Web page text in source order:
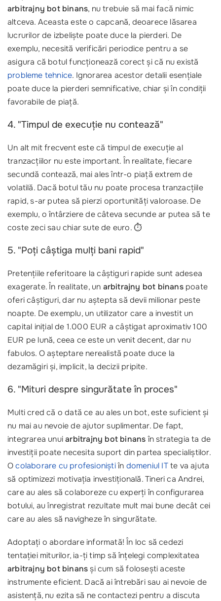
arbitrajny bot binans, nu trebuie să mai facă nimic
altceva. Aceasta este o capcană, deoarece lăsarea
lucrurilor de izbeliște poate duce la pierderi. De
exemplu, necesită verificări periodice pentru a se
asigura că botul funcționează corect și că nu există
probleme tehnice. Ignorarea acestor detalii esențiale
poate duce la pierderi semnificative, chiar și în condiții
favorabile de piață.
4. "Timpul de execuție nu contează"
Un alt mit frecvent este că timpul de execuție al
tranzacțiilor nu este important. În realitate, fiecare
secundă contează, mai ales într-o piață extrem de
volatilă. Dacă botul tău nu poate procesa tranzacțiile
rapid, s-ar putea să pierzi oportunități valoroase. De
exemplu, o întârziere de câteva secunde ar putea să te
coste zeci sau chiar sute de euro. ⏱️
5. "Poți câștiga mulți bani rapid"
Pretențiile referitoare la câștiguri rapide sunt adesea
exagerate. În realitate, un arbitrajny bot binanspoate
oferi câștiguri, dar nu aștepta să devii milionar peste
noapte. De exemplu, un utilizator care a investit un
capital inițial de 1.000 EUR a câștigat aproximativ 100
EUR pe lună, ceea ce este un venit decent, dar nu
fabulos. O așteptare nerealistă poate duce la
dezamăgiri și, implicit, la decizii pripite.
6. "Mituri despre singurătate în proces"
Multi cred că o dată ce au ales un bot, este suficient și
nu mai au nevoie de ajutor suplimentar. De fapt,
integrarea unuiarbitrajny bot binansîn strategia ta de
investiții poate necesita suport din partea specialiștilor.
Ocolaborare cu profesioniștiîn domeniul ITte va ajuta
să optimizezi motivația investițională. Tineri ca Andrei,
care au ales să colaboreze cu experți în configurarea
botului, au înregistrat rezultate mult mai bune decât cei
care au ales să navigheze în singurătate.
Adoptați o abordare informată! În loc să cedezi
tentației miturilor, ia-ți timp să înțelegi complexitatea
arbitrajny bot binansși cum să folosești aceste
instrumente eficient. Dacă ai întrebări sau ai nevoie de
asistență, nu ezita să ne contactezi pentru a discuta